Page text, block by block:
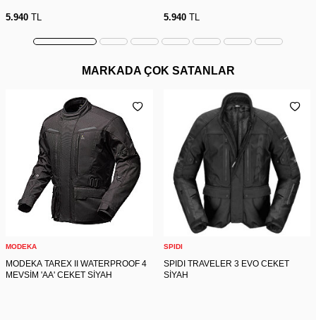
5.940 TL 5.940TL
MARKADA ÇOK SATANLAR
MODEKA
MODEKA TAREX II WATERPROOF 4
MEVSİM 'AA' CEKET SİYAH
SPIDI
SPIDI TRAVELER 3 EVO CEKET
SİYAH